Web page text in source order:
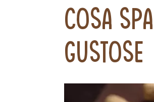
Cosa
gustose